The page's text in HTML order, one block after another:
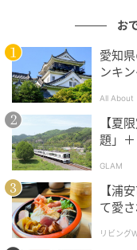
りコーンスープ 【
チオクッキーサンド
杏仁豆腐 ・洋ナシ
ス ・キウイのモク
ーガー XO醤ソース
そば 柚子の香り 【
ジしたミニパフェ
1,000円より（税込
る中国茶 7種（ホ
花籃 ●仙桃茉莉花
枝紅茶
お
愛知
ンキ
All About
【夏
題」
光
GLAM
【浦
て愛
リビング